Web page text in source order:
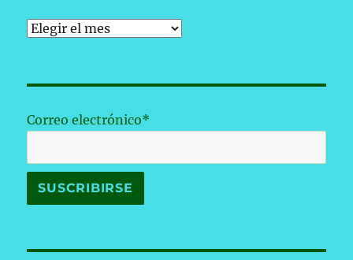
Archivos
Correo electrónico*